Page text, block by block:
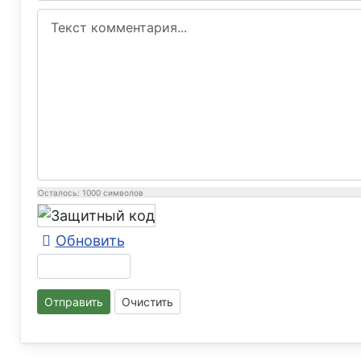
Осталось: 1000 символов
Обновить
Отправить Очистить